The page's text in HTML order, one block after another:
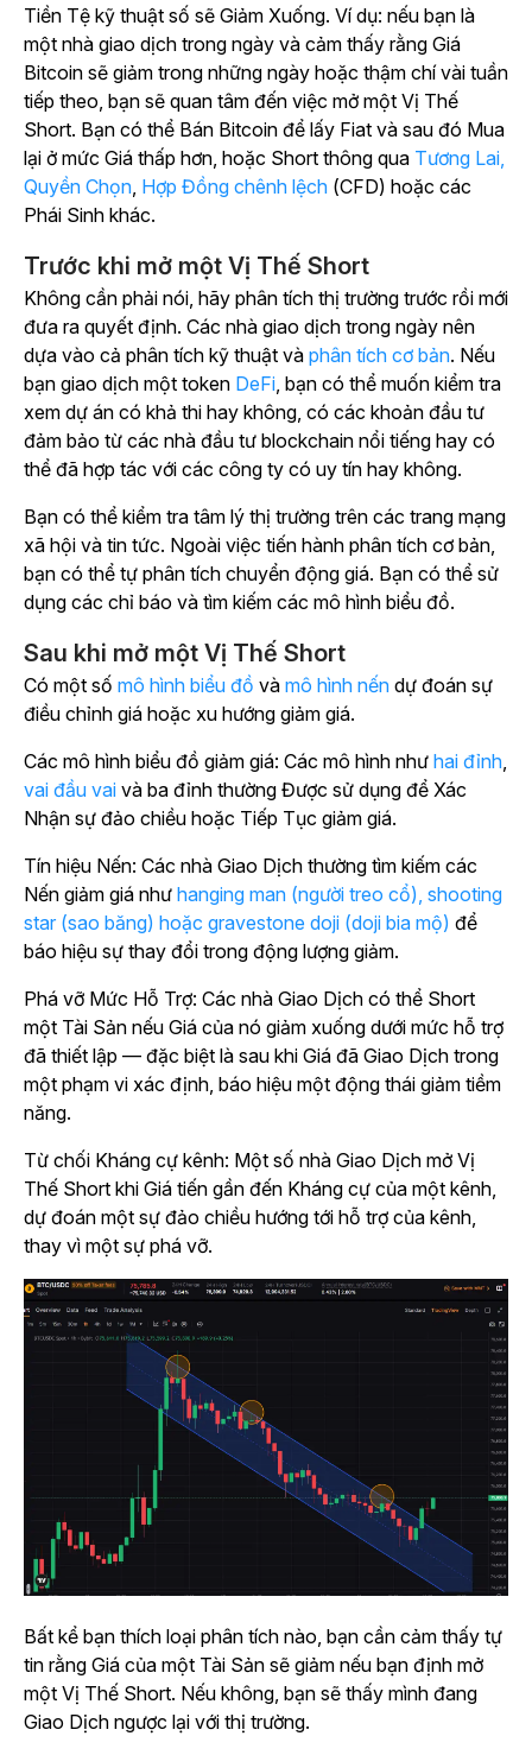
Tiền Tệ kỹ thuật số sẽ Giảm Xuống. Ví dụ: nếu bạn là
một nhà giao dịch trong ngày và cảm thấy rằng Giá
Bitcoin sẽ giảm trong những ngày hoặc thậm chí vài tuần
tiếp theo, bạn sẽ quan tâm đến việc mở một Vị Thế
Short. Bạn có thể Bán Bitcoin để lấy Fiat và sau đó Mua
lại ở mức Giá thấp hơn, hoặc Short thông qua Tương Lai,
Quyền Chọn Hợp Đồng chênh lệch (CFD) hoặc các
Phái Sinh khác.
Trước khi mở một Vị Thế Short
Không cần phải nói, hãy phân tích thị trường trước rồi mới
đưa ra quyết định. Các nhà giao dịch trong ngày nên
dựa vào cả phân tích kỹ thuật và phân tích cơ bản. Nếu
bạn giao dịch một token DeFi , bạn có thể muốn kiểm tra
xem dự án có khả thi hay không, có các khoản đầu tư
đảm bảo từ các nhà đầu tư blockchain nổi tiếng hay có
thể đã hợp tác với các công ty có uy tín hay không.
Bạn có thể kiểm tra tâm lý thị trường trên các trang mạng
xã hội và tin tức. Ngoài việc tiến hành phân tích cơ bản,
bạn có thể tự phân tích chuyển động giá. Bạn có thể sử
dụng các chỉ báo và tìm kiếm các mô hình biểu đồ.
Sau khi mở một Vị Thế Short
Có một số mô hình biểu đồ và mô hình nến dự đoán sự
điều chỉnh giá hoặc xu hướng giảm giá.
Các mô hình biểu đồ giảm giá: Các mô hình như hai đỉnh
vai đầu vai và ba đỉnh thường Được sử dụng để Xác
Nhận sự đảo chiều hoặc Tiếp Tục giảm giá.
Tín hiệu Nến: Các nhà Giao Dịch thường tìm kiếm các
Nến giảm giá như hanging man (người treo cổ), shooting
star (sao băng) hoặc gravestone doji (doji bia mộ) để
báo hiệu sự thay đổi trong động lượng giảm.
Phá vỡ Mức Hỗ Trợ: Các nhà Giao Dịch có thể Short
một Tài Sản nếu Giá của nó giảm xuống dưới mức hỗ trợ
đã thiết lập — đặc biệt là sau khi Giá đã Giao Dịch trong
một phạm vi xác định, báo hiệu một động thái giảm tiềm
năng.
Từ chối Kháng cự kênh: Một số nhà Giao Dịch mở Vị
Thế Short khi Giá tiến gần đến Kháng cự của một kênh,
dự đoán một sự đảo chiều hướng tới hỗ trợ của kênh,
thay vì một sự phá vỡ.
Bất kể bạn thích loại phân tích nào, bạn cần cảm thấy tự
tin rằng Giá của một Tài Sản sẽ giảm nếu bạn định mở
một Vị Thế Short. Nếu không, bạn sẽ thấy mình đang
Giao Dịch ngược lại với thị trường.